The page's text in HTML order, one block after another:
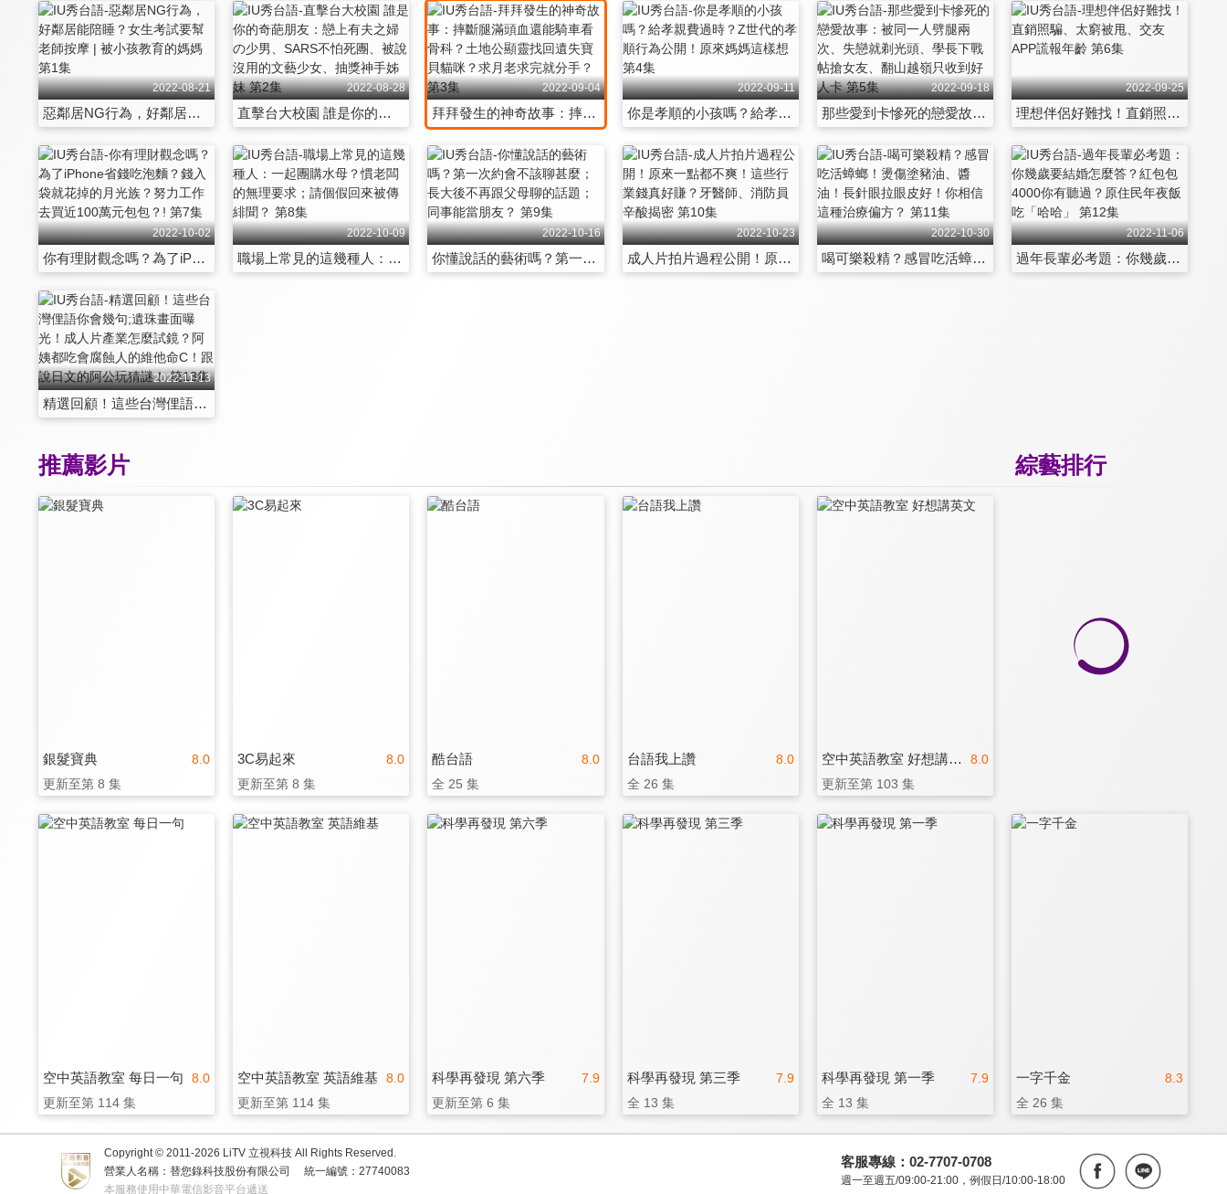
2022-08-21
惡鄰居NG行為，好鄰居能陪睡？女生考試要幫老師按摩 | 被小孩教育的媽媽 第1集
2022-08-28
直擊台大校園 誰是你的奇葩朋友：戀上有夫之婦の少男、SARS不怕死團、被說沒用的文藝少女、抽獎神手姊妹 第2集
2022-09-04
拜拜發生的神奇故事：摔斷腿滿頭血還能騎車看骨科？土地公顯靈找回遺失寶貝貓咪？求月老求完就分手？ 第3集
2022-09-11
你是孝順的小孩嗎？給孝親費過時？Z世代的孝順行為公開！原來媽媽這樣想 第4集
2022-09-18
那些愛到卡慘死的戀愛故事：被同一人劈腿兩次、失戀就剃光頭、學長下戰帖搶女友、翻山越嶺只收到好人卡 第5集
2022-09-25
理想伴侶好難找！直銷照騙、太窮被甩、交友APP謊報年齡 第6集
2022-10-02
你有理財觀念嗎？為了iPhone省錢吃泡麵？錢入袋就花掉的月光族？努力工作去買近100萬元包包？! 第7集
2022-10-09
職場上常見的這幾種人：一起團購水母？慣老闆的無理要求；請個假回來被傳緋聞？ 第8集
2022-10-16
你懂說話的藝術嗎？第一次約會不該聊甚麼；長大後不再跟父母聊的話題；同事能當朋友？ 第9集
2022-10-23
成人片拍片過程公開！原來一點都不爽！這些行業錢真好賺？牙醫師、消防員辛酸揭密 第10集
2022-10-30
喝可樂殺精？感冒吃活蟑螂！燙傷塗豬油、醬油！長針眼拉眼皮好！你相信這種治療偏方？ 第11集
2022-11-06
過年長輩必考題：你幾歲要結婚怎麼答？紅包包4000你有聽過？原住民年夜飯吃「哈哈」 第12集
2022-11-13
精選回顧！這些台灣俚語你會幾句;遺珠畫面曝光！成人片產業怎麼試鏡？阿姨都吃會腐蝕人的維他命C！跟說日文的阿公玩猜謎！ 第13集
綜藝排行
推薦影片
8.0
銀髮寶典
更新至第 8 集
8.0
3C易起來
更新至第 8 集
8.0
酷台語
全 25 集
8.0
台語我上讚
全 26 集
8.0
空中英語教室 好想講英文
更新至第 103 集
8.0
空中英語教室 每日一句
更新至第 114 集
8.0
空中英語教室 英語維基
更新至第 114 集
7.9
科學再發現 第六季
更新至第 6 集
7.9
科學再發現 第三季
全 13 集
7.9
科學再發現 第一季
全 13 集
8.3
一字千金
全 26 集
Copyright © 2011-2026 LiTV 立視科技 All Rights Reserved.
營業人名稱：替您錄科技股份有限公司
統一編號：27740083
本服務使用中華電信影音平台遞送
客服專線：02-7707-0708
週一至週五/09:00-21:00，例假日/10:00-18:00